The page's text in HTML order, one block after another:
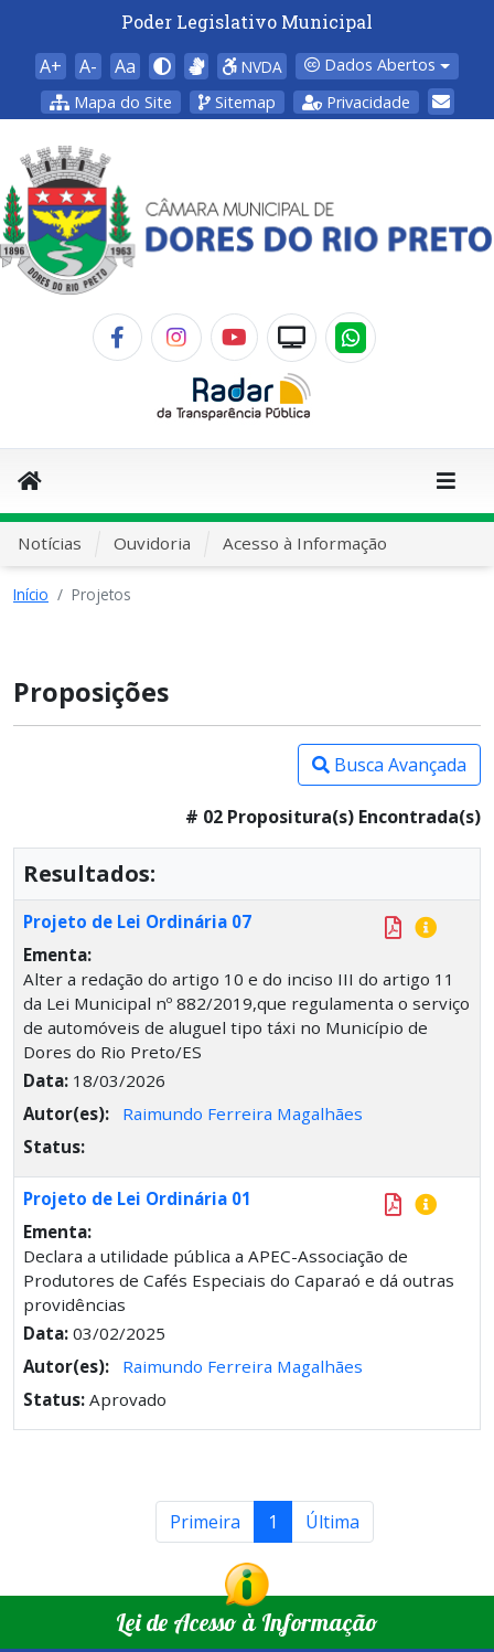
Poder Legislativo Municipal
A+ A- Aa NVDA
Dados Abertos
Mapa do Site
Sitemap Privacidade
Notícias Ouvidoria Acesso à Informação
Início Projetos
Proposições
Busca Avançada
# 02 Propositura(s) Encontrada(s)
Resultados:
Projeto de Lei Ordinária 07
Ementa:
Alter a redação do artigo 10 e do inciso III do artigo 11
da Lei Municipal nº 882/2019,que regulamenta o serviço
de automóveis de aluguel tipo táxi no Município de
Dores do Rio Preto/ES
Data: 18/03/2026
Autor(es):
Raimundo Ferreira Magalhães
Status:
Projeto de Lei Ordinária 01
Ementa:
Declara a utilidade pública a APEC-Associação de
Produtores de Cafés Especiais do Caparaó e dá outras
providências
Data: 03/02/2025
Autor(es):
Raimundo Ferreira Magalhães
Status: Aprovado
Primeira 1 Última
Lei de Acesso à Informação